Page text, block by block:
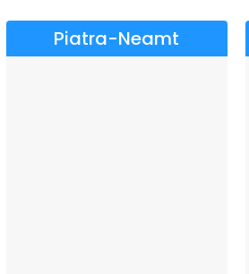
Piatra-Neamt